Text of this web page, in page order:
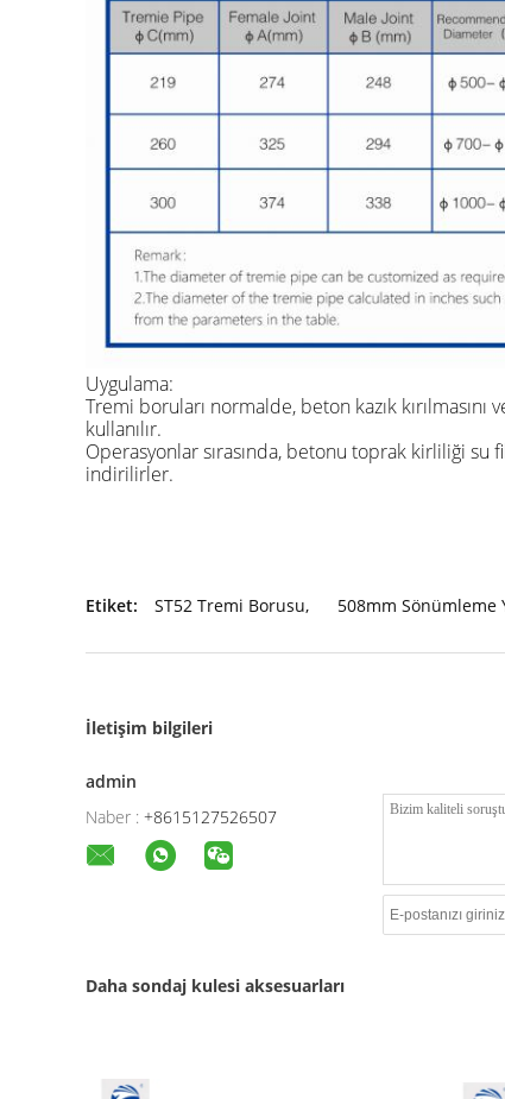
Uygulama:
Tremi boruları normalde, beton kazık
kullanılır.
Operasyonlar sırasında, betonu toprak kirliliği
indirilirler.
Etiket: ST52 Tremi Borusu, 508mm Sönümleme
İletişim bilgileri
admin
Naber : +8615127526507
Daha sondaj kulesi aksesuarları